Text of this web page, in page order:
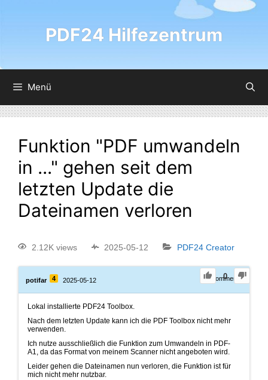
PDF24 Hilfezentrum
Menü
Funktion "PDF umwandeln
in ..." gehen seit dem
letzten Update die
Dateinamen verloren
2.12K views 2025-05-12 PDF24 Creator
0
potifar 4 2025-05-12 2Comments
Lokal installierte PDF24 Toolbox.
Nach dem letzten Update kann ich die PDF Toolbox nicht mehr
verwenden.
Ich nutze ausschließlich die Funktion zum Umwandeln in PDF-
A1, da das Format von meinem Scanner nicht angeboten wird.
Leider gehen die Dateinamen nun verloren, die Funktion ist für
mich nicht mehr nutzbar.